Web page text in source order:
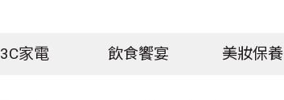
3C家電 飲食饗宴 美妝保養